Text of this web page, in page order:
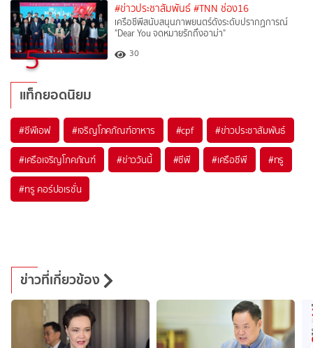
5
#ข่าวประชาสัมพันธ์ #TNN ช่อง16
เครือซีพีสนับสนุนภาพยนตร์ดังระดับปรากฏการณ์
"Dear You จดหมายรักถึงอาม่า"
30
แท็กยอดนิยม
#ซีพีเอฟ #เจริญโภคภัณฑ์อาหาร #cpf #ข่าวประชาสัมพันธ์
#เครือเจริญโภคภัณฑ์ #ข่าววันนี้ #ซีพี #เครือซีพี #ทรู
#ทรู คอร์ปอเรชั่น
ข่าวที่เกี่ยวข้อง